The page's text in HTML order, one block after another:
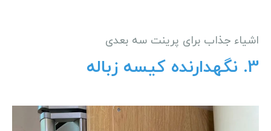
اشیاء جذاب برای پرینت سه بعدی
3. نگهدارنده کیسه زباله